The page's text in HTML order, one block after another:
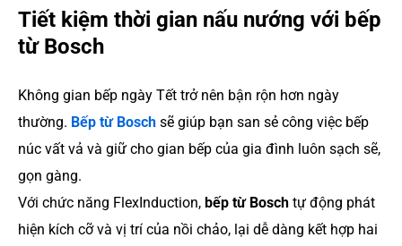
Tiết kiệm thời gian nấu nướng với bếp
từ Bosch
Không gian bếp ngày Tết trở nên bận rộn hơn ngày
thường. Bếp từ Bosch sẽ giúp bạn san sẻ công việc bếp
núc vất vả và giữ cho gian bếp của gia đình luôn sạch sẽ,
gọn gàng.
Với chức năng FlexInduction, bếp từ Bosch tự động phát
hiện kích cỡ và vị trí của nồi chảo, lại dễ dàng kết hợp hai